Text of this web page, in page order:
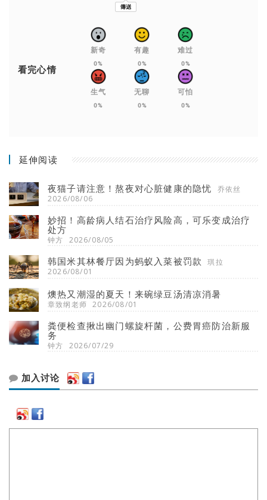
看完心情
新奇
0%
有趣
0%
难过
0%
生气
0%
无聊
0%
可怕
0%
延伸阅读
夜猫子请注意！熬夜对心脏健康的隐忧
乔依丝
2026/08/06
妙招！高龄病人结石治疗风险高，可乐变成治疗
处方
钟方 2026/08/05
韩国米其林餐厅因为蚂蚁入菜被罚款
琪拉
2026/08/01
燠热又潮湿的夏天！来碗绿豆汤清凉消暑
章致纲老师 2026/08/01
粪便检查揪出幽门螺旋杆菌，公费胃癌防治新服
务
钟方 2026/07/29
加入讨论